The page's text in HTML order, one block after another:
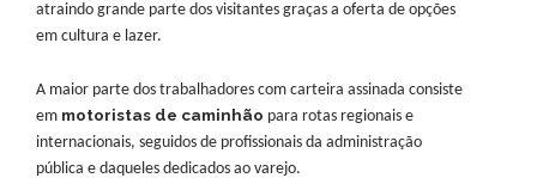
atraindo grande parte dos visitantes graças a oferta de opções
em cultura e lazer.
A maior parte dos trabalhadores com carteira assinada consiste
em motoristas de caminhão para rotas regionais e
internacionais, seguidos de profissionais da administração
pública e daqueles dedicados ao varejo.